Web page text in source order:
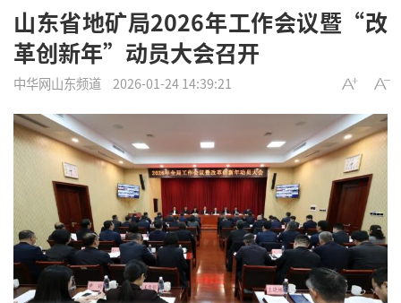
山东省地矿局2026年工作会议暨“改
革创新年”动员大会召开
中华网山东频道 2026-01-24 14:39:21